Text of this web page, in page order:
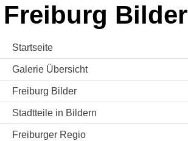
Freiburg Bilder
Startseite
Galerie Übersicht
Freiburg Bilder
Stadtteile in Bildern
Freiburger Regio